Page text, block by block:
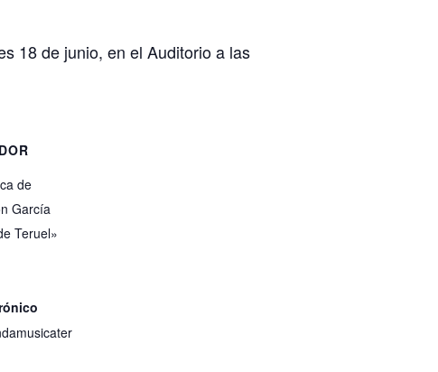
18 de junio, en el Auditorio a las
de
García
Teruel»